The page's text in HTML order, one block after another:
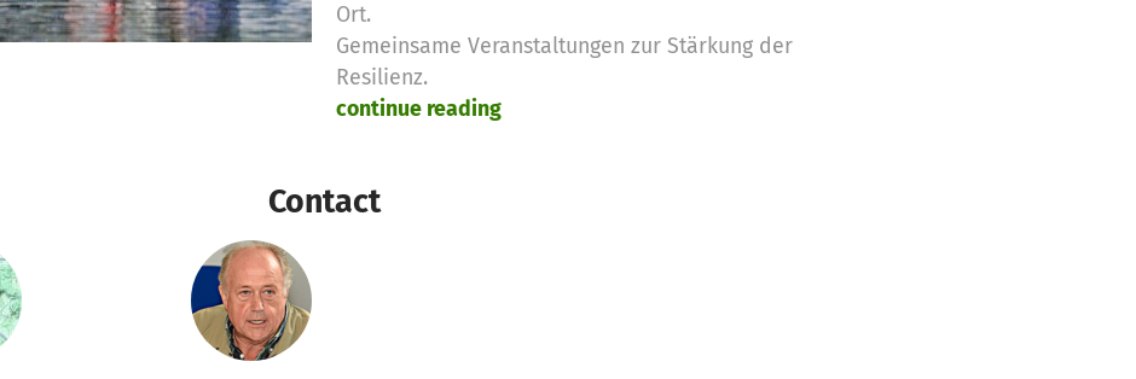
Ort.
Gemeinsame Veranstaltungen zur Stärkung der
Resilienz.
continue reading
Contact